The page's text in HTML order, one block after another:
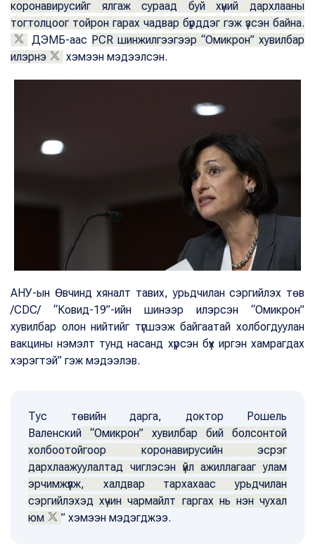
коронавирусийг ялгаж сураад буй хүний дархлааны
тогтолцоог тойрон гарах чадвар бүрддэг гэж үзсэн байна.
ДЭМБ-аас PCR шинжилгээгээр “Омикрон” хувилбар
илэрнэ
хэмээн мэдээлсэн.
АНУ-ын Өвчинд хяналт тавих, урьдчилан сэргийлэх төв
/CDC/ “Ковид-19”-ийн шинээр илэрсэн “Омикрон”
хувилбар олон нийтийг түгшээж байгаатай холбогдуулан
вакцины нэмэлт тунд насанд хүрсэн бүх иргэн хамрагдах
хэрэгтэй” гэж мэдээлэв.
Тус төвийн дарга, доктор Рошель
Валенский “Омикрон” хувилбар бий болсонтой
холбоотойгоор коронавирусийн эсрэг
дархлаажуулалтад чиглэсэн үйл ажиллагааг улам
эрчимжүүлж, халдвар тархахаас урьдчилан
сэргийлэхэд хүчин чармайлт гаргах нь нэн чухал
юм
” хэмээн мэдэгджээ.